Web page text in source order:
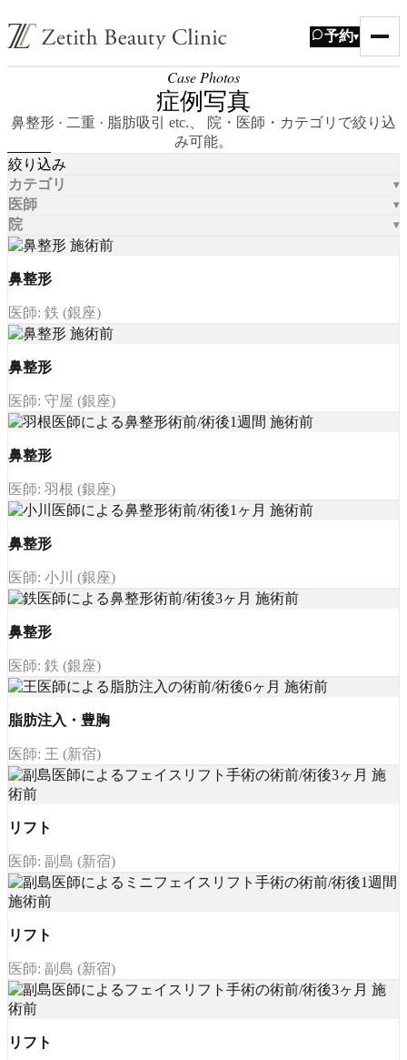
予約▾
Case Photos
症例写真
鼻整形 · 二重 · 脂肪吸引 etc.、 院・医師・カテゴリで絞り込
み可能。
絞り込み
カテゴリ
医師
院
鼻整形
医師: 鉄 (銀座)
鼻整形
医師: 守屋 (銀座)
鼻整形
医師: 羽根 (銀座)
鼻整形
医師: 小川 (銀座)
鼻整形
医師: 鉄 (銀座)
脂肪注入・豊胸
医師: 王 (新宿)
リフト
医師: 副島 (新宿)
リフト
医師: 副島 (新宿)
リフト